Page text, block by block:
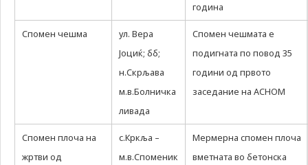
година
Спомен чешма
ул. Вера
Јоциќ; бб;
н.Скрљава
м.в.Болничка
ливада
Спомен чешмата е
подигната по повод 35
години од првото
заседание на АСНОМ
Спомен плоча на
жртви од
с.Кркља –
м.в.Споменик
Мермерна спомен плоча
вметната во бетонска